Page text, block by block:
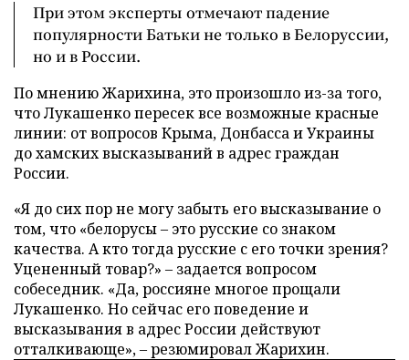
При этом эксперты отмечают падение
популярности Батьки не только в Белоруссии,
но и в России.
По мнению Жарихина, это произошло из-за того,
что Лукашенко пересек все возможные красные
линии: от вопросов Крыма, Донбасса и Украины
до хамских высказываний в адрес граждан
России.
«Я до сих пор не могу забыть его высказывание о
том, что «белорусы – это русские со знаком
качества. А кто тогда русские с его точки зрения?
Уцененный товар?» – задается вопросом
собеседник. «Да, россияне многое прощали
Лукашенко. Но сейчас его поведение и
высказывания в адрес России действуют
отталкивающе», – резюмировал Жарихин.